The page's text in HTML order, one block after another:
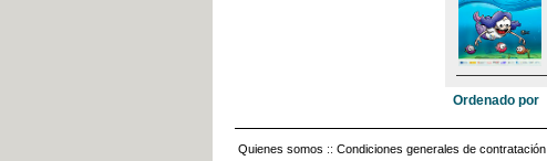
Ordenado por
Quienes somos :: Condiciones generales de contratación